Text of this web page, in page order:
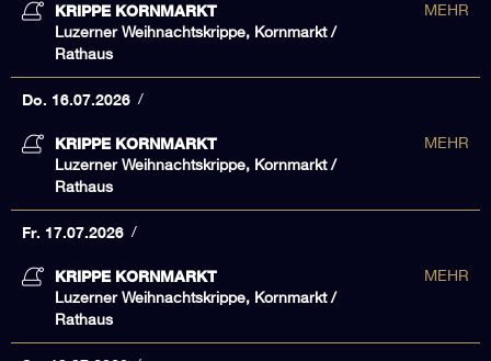
KRIPPE KORNMARKT
Luzerner Weihnachtskrippe, Kornmarkt /
Rathaus
MEHR
Do. 16.07.2026
KRIPPE KORNMARKT
Luzerner Weihnachtskrippe, Kornmarkt /
Rathaus
MEHR
Fr. 17.07.2026
KRIPPE KORNMARKT
Luzerner Weihnachtskrippe, Kornmarkt /
Rathaus
MEHR